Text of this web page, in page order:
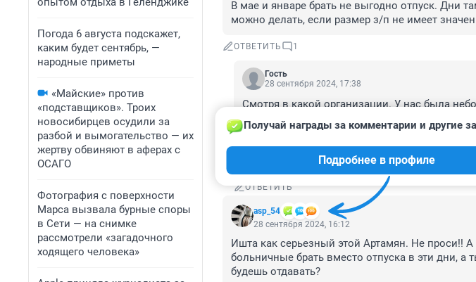
Погода 6 августа подскажет,
каким будет сентябрь, —
народные приметы
«Майские» против
«подставщиков». Троих
новосибирцев осудили за
разбой и вымогательство — их
жертву обвиняют в аферах с
ОСАГО
Фотография с поверхности
Марса вызвала бурные споры
в Сети — на снимке
рассмотрели «загадочного
ходящего человека»
В мае и январе брать не выгодно отпуск. Дни
можно делать, если размер з/п не имеет
ОТВЕТИТЬ 1
Гость
28 сентября 2024, 17:38
Смотря в какой организации. У нас была
премиальная. Премию распределяло
года приходила большая премия, а в январе
уходил в отпуск в январе, а в феврале брал
оклада). А в марте уже более менее
ОТВЕТИТЬ
asp_54
Получай награды за комментарии и другие
Подробнее в профиле
28 сентября 2024, 16:12
Ишта как серьезный этой Артамян. Не проси!!
больничные брать вместо отпуска в эти дни, а
будешь отдавать?